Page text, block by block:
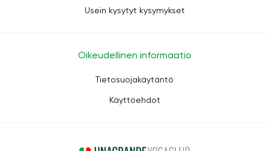
Usein kysytyt kysymykset
Oikeudellinen informaatio
Tietosuojakäytäntö
Käyttöehdot